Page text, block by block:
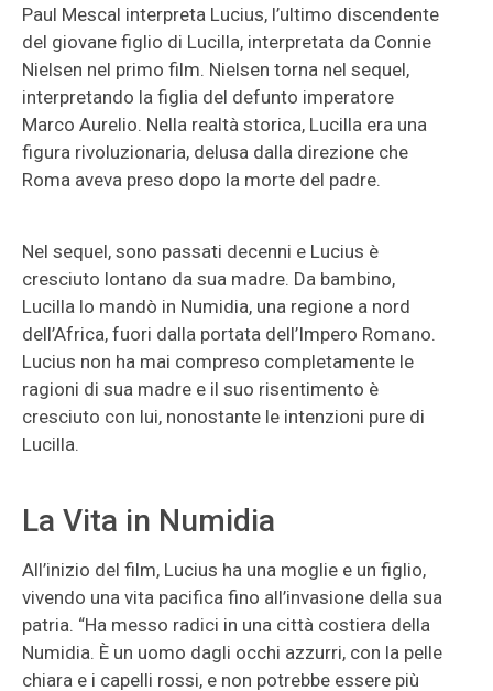
Paul Mescal interpreta Lucius, l’ultimo discendente
del giovane figlio di Lucilla, interpretata da Connie
Nielsen nel primo film. Nielsen torna nel sequel,
interpretando la figlia del defunto imperatore
Marco Aurelio. Nella realtà storica, Lucilla era una
figura rivoluzionaria, delusa dalla direzione che
Roma aveva preso dopo la morte del padre.
Nel sequel, sono passati decenni e Lucius è
cresciuto lontano da sua madre. Da bambino,
Lucilla lo mandò in Numidia, una regione a nord
dell’Africa, fuori dalla portata dell’Impero Romano.
Lucius non ha mai compreso completamente le
ragioni di sua madre e il suo risentimento è
cresciuto con lui, nonostante le intenzioni pure di
Lucilla.
La Vita in Numidia
All’inizio del film, Lucius ha una moglie e un figlio,
vivendo una vita pacifica fino all’invasione della sua
patria. “Ha messo radici in una città costiera della
Numidia. È un uomo dagli occhi azzurri, con la pelle
chiara e i capelli rossi, e non potrebbe essere più